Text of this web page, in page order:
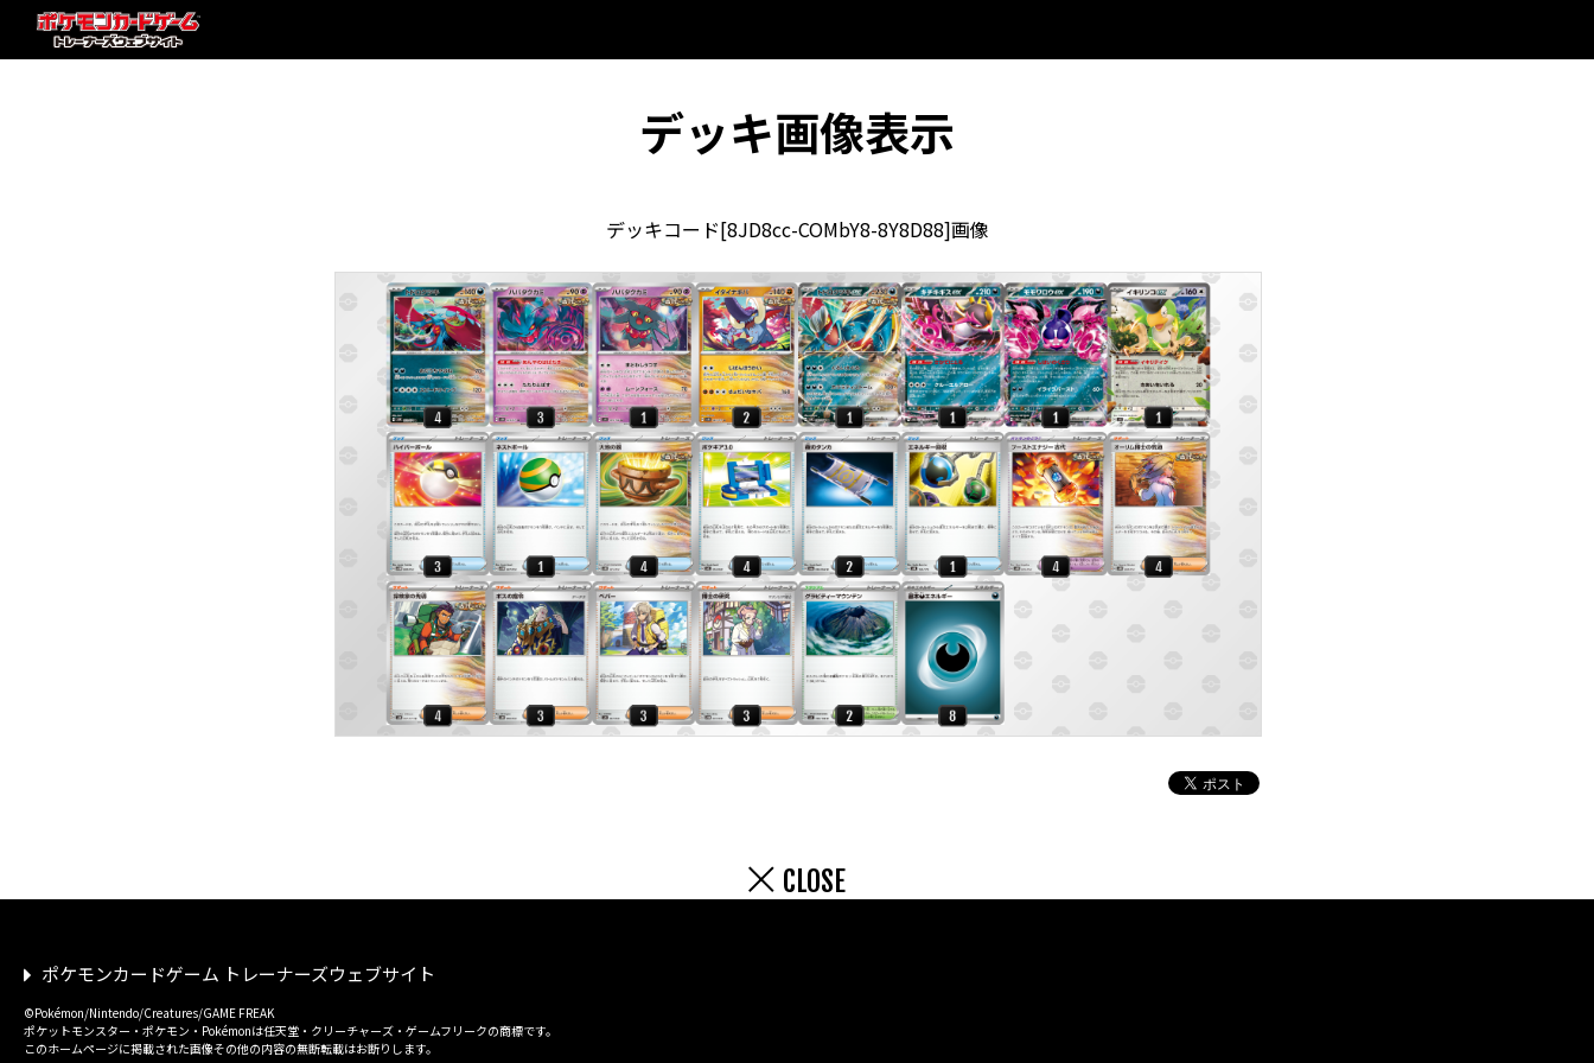
デッキ画像表示
デッキコード[8JD8cc-COMbY8-8Y8D88]画像
CLOSE
ポケモンカードゲーム トレーナーズウェブサイト
©Pokémon/Nintendo/Creatures/GAME FREAK
ポケットモンスター・ポケモン・Pokémonは任天堂・クリーチャーズ・ゲームフリークの商標です。
このホームページに掲載された画像その他の内容の無断転載はお断りします。